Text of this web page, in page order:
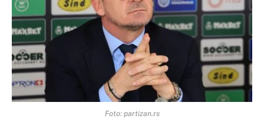
Foto: partizan.rs